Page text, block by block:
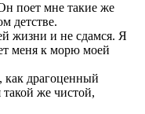
поет мне такие же
детстве.
жизни и не сдамся. Я
меня к морю моей
как драгоценный
же чистой,